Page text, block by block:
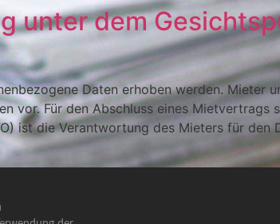
unter dem
Daten erhoben werden. Mieter
vor. Für den Abschluss eines
ist die Verantwortung des Mieters für den